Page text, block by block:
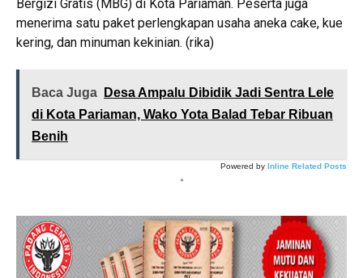
Bergizi Gratis (MBG) di Kota Pariaman. Peserta juga
menerima satu paket perlengkapan usaha aneka cake, kue
kering, dan minuman kekinian. (rika)
Baca Juga
Desa Ampalu Dibidik Jadi Sentra Lele
di Kota Pariaman, Wako Yota Balad Tebar Ribuan
Benih
Powered by Inline Related Posts
*